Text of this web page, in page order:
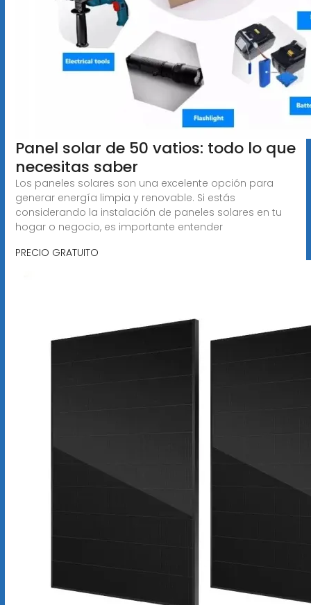
Panel solar de 50 vatios: todo lo que
necesitas saber
Los paneles solares son una excelente opción para
generar energía limpia y renovable. Si estás
considerando la instalación de paneles solares en tu
hogar o negocio, es importante entender
PRECIO GRATUITO